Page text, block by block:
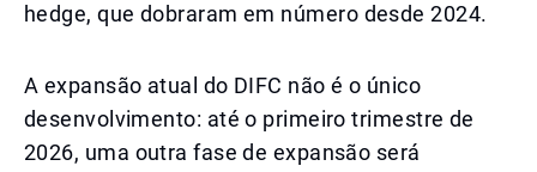
hedge, que dobraram em número desde 2024.
A expansão atual do DIFC não é o único
desenvolvimento: até o primeiro trimestre de
2026, uma outra fase de expansão será